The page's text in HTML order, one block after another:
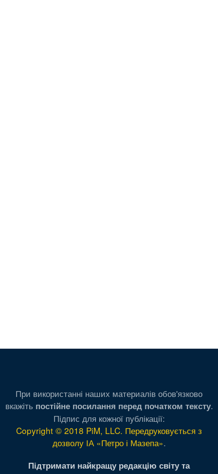
При використанні наших материалів обов'язково
вкажіть постійне посилання перед початком тексту.
Підпис для кожної публікації:
Copyright © 2018 PiM, LLC. Передруковується з
дозволу ІА «Петро і Мазепа».
Підтримати найкращу редакцію світу та